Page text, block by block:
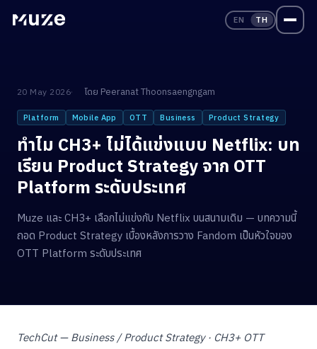
EN TH
20 May 2026 โดย Peeranat Thoonsaengngam
Platform Mobile App OTT Business Product Strategy
ทำไม CH3+ ไม่ได้แข่งแบบ Netflix: บท
เรียน Product Strategy จาก OTT
Platform ระดับประเทศ
Muze และ CH3+ เลือกไม่แข่งกับ Netflix บนสนามเดิม — บทความนี้
ถอด Product Strategy เบื้องหลังการวาง Fandom เป็นหัวใจของ
OTT Platform ระดับประเทศ
TechCut — Business / Product Strategy · CH3+ OTT